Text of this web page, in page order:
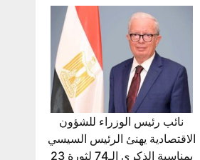
نائب رئيس الوزراء للشؤون
الاقتصادية يهنئ الرئيس السيسي
بمناسبة الذكرى الـ74 لثورة 23